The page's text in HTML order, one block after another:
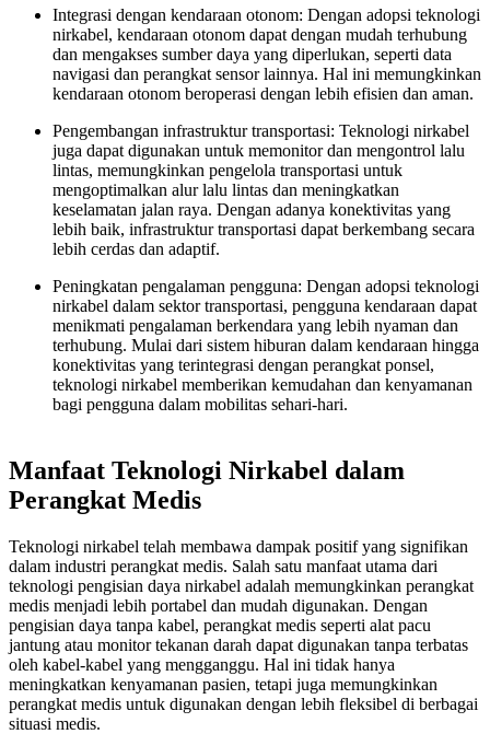
Integrasi dengan kendaraan otonom: Dengan adopsi teknologi
nirkabel, kendaraan otonom dapat dengan mudah terhubung
dan mengakses sumber daya yang diperlukan, seperti data
navigasi dan perangkat sensor lainnya. Hal ini memungkinkan
kendaraan otonom beroperasi dengan lebih efisien dan aman.
Pengembangan infrastruktur transportasi: Teknologi nirkabel
juga dapat digunakan untuk memonitor dan mengontrol lalu
lintas, memungkinkan pengelola transportasi untuk
mengoptimalkan alur lalu lintas dan meningkatkan
keselamatan jalan raya. Dengan adanya konektivitas yang
lebih baik, infrastruktur transportasi dapat berkembang secara
lebih cerdas dan adaptif.
Peningkatan pengalaman pengguna: Dengan adopsi teknologi
nirkabel dalam sektor transportasi, pengguna kendaraan dapat
menikmati pengalaman berkendara yang lebih nyaman dan
terhubung. Mulai dari sistem hiburan dalam kendaraan hingga
konektivitas yang terintegrasi dengan perangkat ponsel,
teknologi nirkabel memberikan kemudahan dan kenyamanan
bagi pengguna dalam mobilitas sehari-hari.
Manfaat Teknologi Nirkabel dalam
Perangkat Medis
Teknologi nirkabel telah membawa dampak positif yang signifikan
dalam industri perangkat medis. Salah satu manfaat utama dari
teknologi pengisian daya nirkabel adalah memungkinkan perangkat
medis menjadi lebih portabel dan mudah digunakan. Dengan
pengisian daya tanpa kabel, perangkat medis seperti alat pacu
jantung atau monitor tekanan darah dapat digunakan tanpa terbatas
oleh kabel-kabel yang mengganggu. Hal ini tidak hanya
meningkatkan kenyamanan pasien, tetapi juga memungkinkan
perangkat medis untuk digunakan dengan lebih fleksibel di berbagai
situasi medis.